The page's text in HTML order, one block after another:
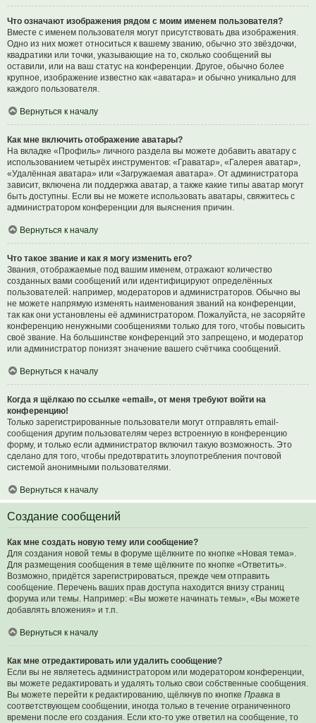
Что означают изображения рядом с моим именем пользователя?
Вместе с именем пользователя могут присутствовать два изображения.
Одно из них может относиться к вашему званию, обычно это звёздочки,
квадратики или точки, указывающие на то, сколько сообщений вы
оставили, или на ваш статус на конференции. Другое, обычно более
крупное, изображение известно как «аватара» и обычно уникально для
каждого пользователя.
Вернуться к началу
Как мне включить отображение аватары?
На вкладке «Профиль» личного раздела вы можете добавить аватару с
использованием четырёх инструментов: «Граватар», «Галерея аватар»,
«Удалённая аватара» или «Загружаемая аватара». От администратора
зависит, включена ли поддержка аватар, а также какие типы аватар могут
быть доступны. Если вы не можете использовать аватары, свяжитесь с
администратором конференции для выяснения причин.
Вернуться к началу
Что такое звание и как я могу изменить его?
Звания, отображаемые под вашим именем, отражают количество
созданных вами сообщений или идентифицируют определённых
пользователей: например, модераторов и администраторов. Обычно вы
не можете напрямую изменять наименования званий на конференции,
так как они установлены её администратором. Пожалуйста, не засоряйте
конференцию ненужными сообщениями только для того, чтобы повысить
своё звание. На большинстве конференций это запрещено, и модератор
или администратор понизят значение вашего счётчика сообщений.
Вернуться к началу
Когда я щёлкаю по ссылке «email», от меня требуют войти на
конференцию!
Только зарегистрированные пользователи могут отправлять email-
сообщения другим пользователям через встроенную в конференцию
форму, и только если администратор включил такую возможность. Это
сделано для того, чтобы предотвратить злоупотребления почтовой
системой анонимными пользователями.
Вернуться к началу
Создание сообщений
Как мне создать новую тему или сообщение?
Для создания новой темы в форуме щёлкните по кнопке «Новая тема».
Для размещения сообщения в теме щёлкните по кнопке «Ответить».
Возможно, придётся зарегистрироваться, прежде чем отправить
сообщение. Перечень ваших прав доступа находится внизу страниц
форума или темы. Например: «Вы можете начинать темы», «Вы можете
добавлять вложения» и т.п.
Вернуться к началу
Как мне отредактировать или удалить сообщение?
Если вы не являетесь администратором или модератором конференции,
вы можете редактировать и удалять только свои собственные сообщения.
Вы можете перейти к редактированию, щёлкнув по кнопке Правка в
соответствующем сообщении, иногда только в течение ограниченного
времени после его создания. Если кто-то уже ответил на сообщение, то